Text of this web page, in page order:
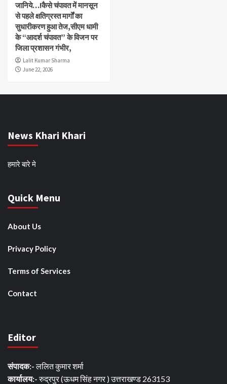
जानिये…!कैसे चंपावत में मानसून
से पहले क्षतिग्रस्त मार्गों का
सुधारीकरण हुआ तेज,सीएम धामी
के “आदर्श चंपावत” के विजन पर
जिला प्रशासन गंभीर,
Lalit Kumar Sharma
June 22, 2026
News Khari Khari
हमारे बारे मे
Quick Menu
About Us
Privacy Policy
Terms of Services
Contact
Editor
संपादक:-ललित कुमार शर्मा
कार्यालय:-रुद्रपुर (ऊधम सिंह नगर ) उत्तराखण्ड 263153